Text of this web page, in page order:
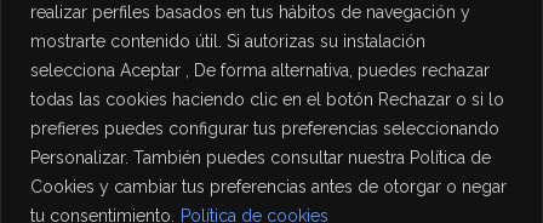
realizar perfiles basados en tus hábitos de navegación y
mostrarte contenido útil. Si autorizas su instalación
selecciona Aceptar , De forma alternativa, puedes rechazar
todas las cookies haciendo clic en el botón Rechazar o si lo
prefieres puedes configurar tus preferencias seleccionando
Personalizar. También puedes consultar nuestra Política de
Cookies y cambiar tus preferencias antes de otorgar o negar
tu consentimiento.
Política de cookies
Política de Privacidad
Política de Cookies
Aviso Legal